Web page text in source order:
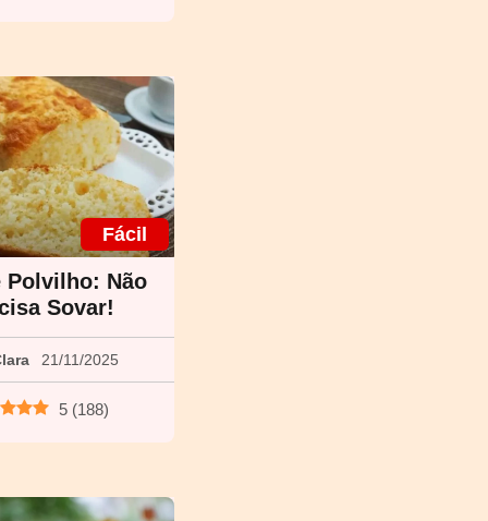
Fácil
Polvilho: Não
Sovar!
21/11/2025
5 (188)